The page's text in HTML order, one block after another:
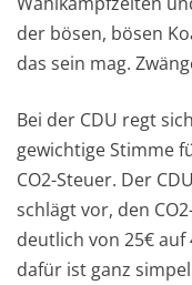
der bösen, bösen
das sein mag.
Bei der CDU regt
gewichtige Stimme
CO2-Steuer. Der
schlägt vor, den
deutlich von 25€
dafür ist ganz